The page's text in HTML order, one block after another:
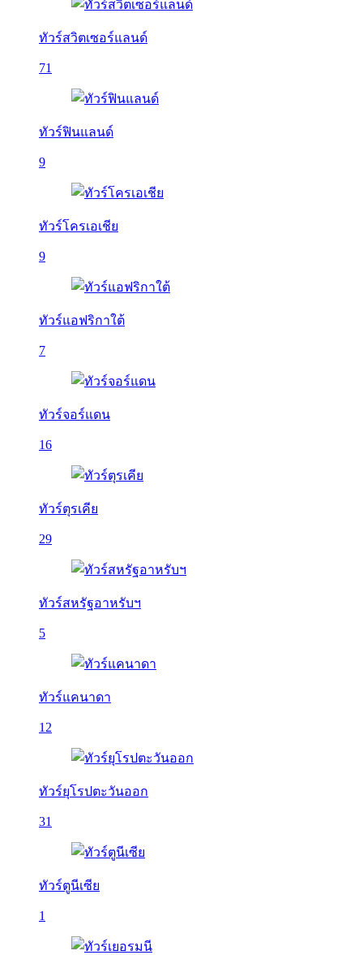
ทัวร์สวิตเซอร์แลนด์
71
ทัวร์ฟินแลนด์
9
ทัวร์โครเอเชีย
9
ทัวร์แอฟริกาใต้
7
ทัวร์จอร์แดน
16
ทัวร์ตุรเคีย
29
ทัวร์สหรัฐอาหรับฯ
5
ทัวร์แคนาดา
12
ทัวร์ยุโรปตะวันออก
31
ทัวร์ตูนีเซีย
1